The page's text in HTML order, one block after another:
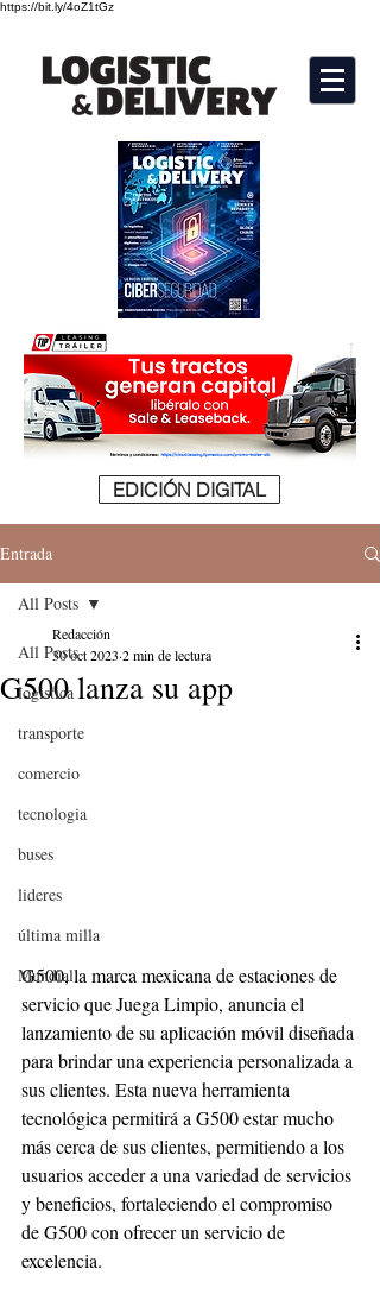
https://bit.ly/4oZ1tGz
EDICIÓN DIGITAL
Entrada
All Posts
logistica
transporte
comercio
tecnologia
buses
lideres
última milla
Mundial
All Posts
G500 lanza su app
Redacción
30 oct 2023 2 min de lectura
G500, la marca mexicana de estaciones de
servicio que Juega Limpio, anuncia el
lanzamiento de su aplicación móvil diseñada
para brindar una experiencia personalizada a
sus clientes. Esta nueva herramienta
tecnológica permitirá a G500 estar mucho
más cerca de sus clientes, permitiendo a los
usuarios acceder a una variedad de servicios
y beneficios, fortaleciendo el compromiso
de G500 con ofrecer un servicio de
excelencia.